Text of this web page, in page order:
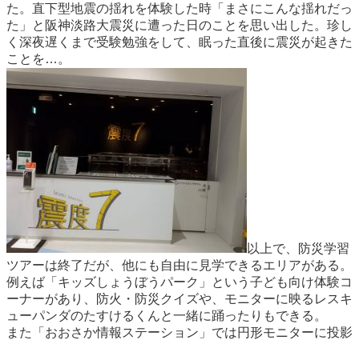
た。直下型地震の揺れを体験した時「まさにこんな揺れだっ
た」と阪神淡路大震災に遭った日のことを思い出した。珍し
く深夜遅くまで受験勉強をして、眠った直後に震災が起きた
ことを…。
以上で、防災学習
ツアーは終了だが、他にも自由に見学できるエリアがある。
例えば「キッズしょうぼうパーク」という子ども向け体験コ
ーナーがあり、防火・防災クイズや、モニターに映るレスキ
ューパンダのたすけるくんと一緒に踊ったりもできる。
また「おおさか情報ステーション」では円形モニターに投影